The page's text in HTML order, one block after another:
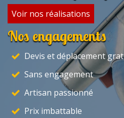
Voir nos réalisations
Nos engagements
Devis et déplacement
Sans engagement
Artisan passionné
Prix imbattable